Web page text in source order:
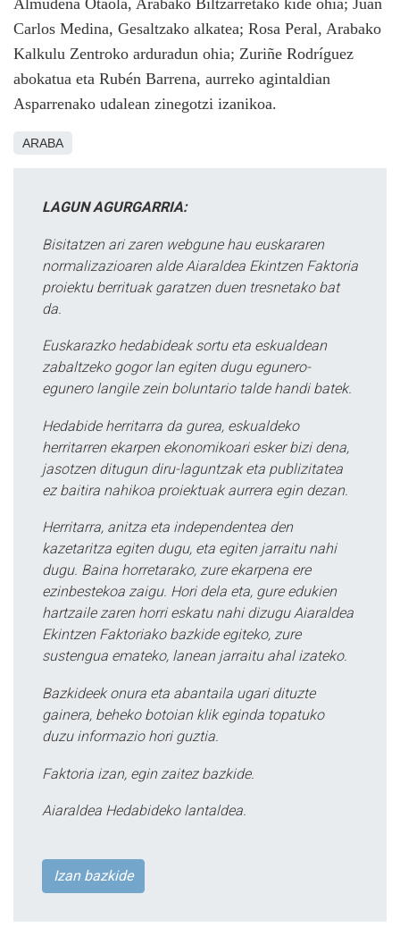
Almudena Otaola, Arabako Biltzarretako kide ohia; Juan
Carlos Medina, Gesaltzako alkatea; Rosa Peral, Arabako
Kalkulu Zentroko arduradun ohia; Zuriñe Rodríguez
abokatua eta Rubén Barrena, aurreko agintaldian
Asparrenako udalean zinegotzi izanikoa.
ARABA
LAGUN AGURGARRIA:
Bisitatzen ari zaren webgune hau euskararen
normalizazioaren alde Aiaraldea Ekintzen Faktoria
proiektu berrituak garatzen duen tresnetako bat
da.
Euskarazko hedabideak sortu eta eskualdean
zabaltzeko gogor lan egiten dugu egunero-
egunero langile zein boluntario talde handi batek.
Hedabide herritarra da gurea, eskualdeko
herritarren ekarpen ekonomikoari esker bizi dena,
jasotzen ditugun diru-laguntzak eta publizitatea
ez baitira nahikoa proiektuak aurrera egin dezan.
Herritarra, anitza eta independentea den
kazetaritza egiten dugu, eta egiten jarraitu nahi
dugu. Baina horretarako, zure ekarpena ere
ezinbestekoa zaigu. Hori dela eta, gure edukien
hartzaile zaren horri eskatu nahi dizugu Aiaraldea
Ekintzen Faktoriako bazkide egiteko, zure
sustengua emateko, lanean jarraitu ahal izateko.
Bazkideek onura eta abantaila ugari dituzte
gainera, beheko botoian klik eginda topatuko
duzu informazio hori guztia.
Faktoria izan, egin zaitez bazkide.
Aiaraldea Hedabideko lantaldea.
Izan bazkide